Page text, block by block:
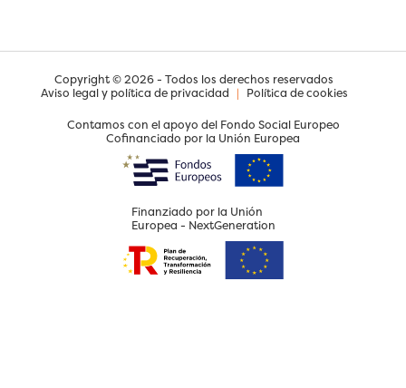
Copyright © 2026 - Todos los derechos reservados
Aviso legal y política de privacidad | Política de cookies
Contamos con el apoyo del Fondo Social Europeo
Cofinanciado por la Unión Europea
Finanziado por la Unión
Europea - NextGeneration